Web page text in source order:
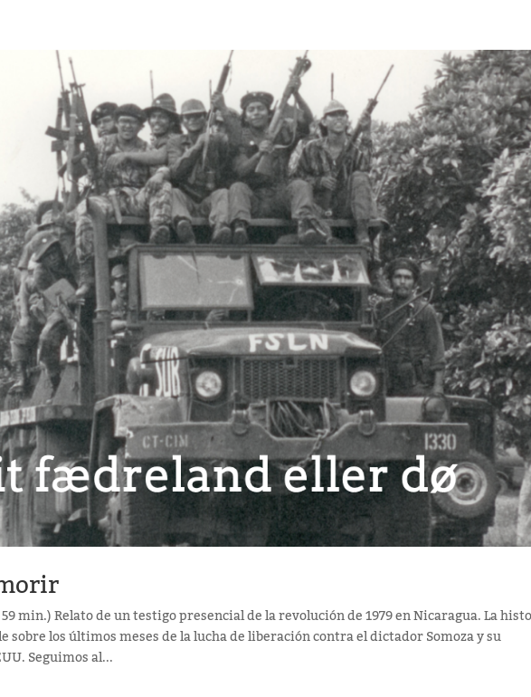
min.) Relato de un testigo presencial de la revolución de 1979 en Nicaragua. La
sobre los últimos meses de la lucha de liberación contra el dictador Somoza y su
Seguimos al...